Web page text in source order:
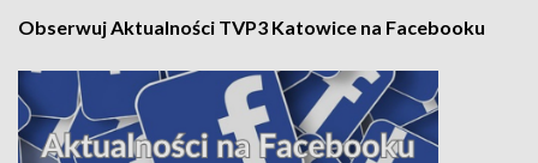
Obserwuj Aktualności TVP3 Katowice na Facebooku